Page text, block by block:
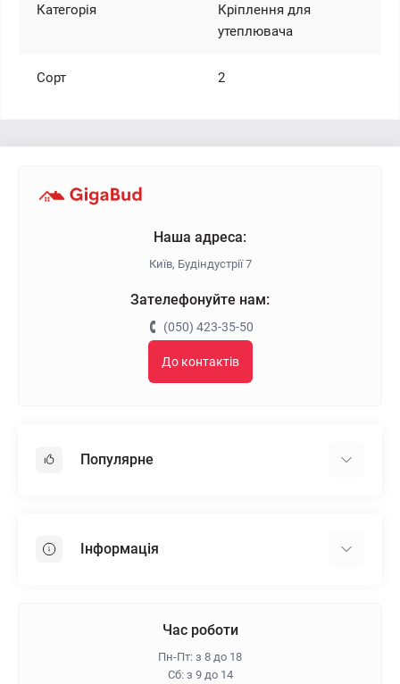
Категорія
Кріплення для
утеплювача
Сорт 2
Наша адреса:
Київ, Будіндустрії 7
Зателефонуйте нам:
(050) 423-35-50
До контактів
Популярне
Пінопласт
Інформація
Гарантія та повернення
Час роботи
Пн-Пт: з 8 до 18
Сб: з 9 до 14